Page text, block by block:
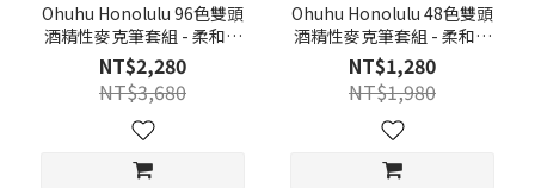
Ohuhu Honolulu 96色雙頭
酒精性麥克筆套組 - 柔和色
系
NT$2,280
NT$3,680
Ohuhu Honolulu 48色雙頭
酒精性麥克筆套組 - 柔和色
系(綠色調)
NT$1,280
NT$1,980